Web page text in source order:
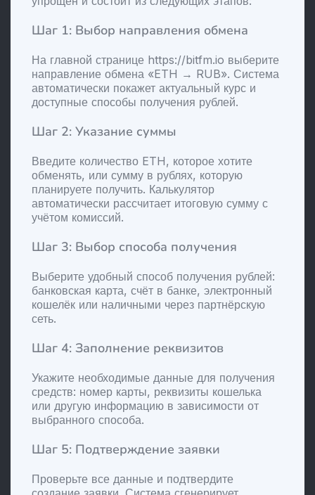
Шаг 1: Выбор направления обмена
На главной странице https://bitfm.io выберите
направление обмена «ETH → RUB». Система
автоматически покажет актуальный курс и
доступные способы получения рублей.
Шаг 2: Указание суммы
Введите количество ETH, которое хотите
обменять, или сумму в рублях, которую
планируете получить. Калькулятор
автоматически рассчитает итоговую сумму с
учётом комиссий.
Шаг 3: Выбор способа получения
Выберите удобный способ получения рублей:
банковская карта, счёт в банке, электронный
кошелёк или наличными через партнёрскую
сеть.
Шаг 4: Заполнение реквизитов
Укажите необходимые данные для получения
средств: номер карты, реквизиты кошелька
или другую информацию в зависимости от
выбранного способа.
Шаг 5: Подтверждение заявки
Проверьте все данные и подтвердите